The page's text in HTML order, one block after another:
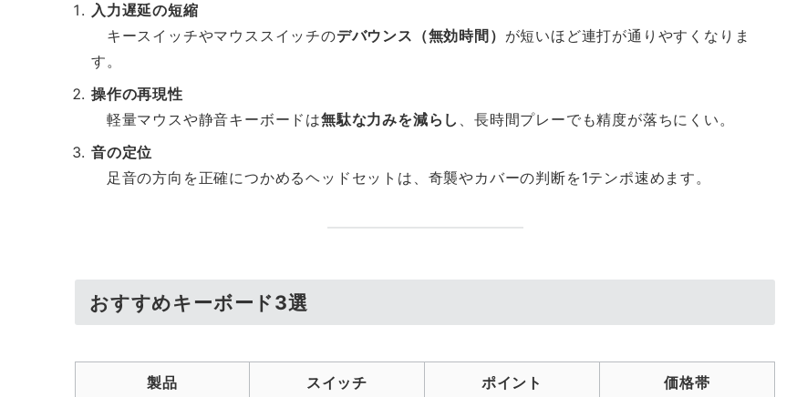
入力遅延の短縮
キースイッチやマウススイッチのデバウンス（無効時間） が短いほど連打が通りやすくなりま
す。
操作の再現性
軽量マウスや静音キーボードは無駄な力みを減らし 、長時間プレーでも精度が落ちにくい。
音の定位
足音の方向を正確につかめるヘッドセットは、奇襲やカバーの判断を1テンポ速めます。
おすすめキーボード3選
製品 スイッチ ポイント 価格帯